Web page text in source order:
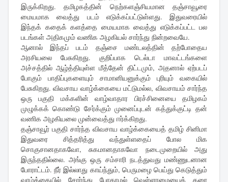
இருக்கிறது. தமிழகத்தின் நெற்களஞ்சியமான தஞ்சாவூரை
மையமாக வைத்து படம் எடுக்கப்பட்டுள்ளது. இதுவரையில்
இந்தக் கதைக் களத்தை மையமாக வைத்து எடுக்கப்பட்ட பல
படங்கள் அதிகமும் வணிக அழகியல் சார்ந்து நின்றவையே.
ஆனால் இந்தப் படம் தஞ்சை மண்டலத்தின் தற்போதைய
அரசியலை பேசுகிறது. குறிப்பாக டெல்டா மாவட்டங்களை
அச்சத்தில் ஆழ்த்தியுள்ள மீத்தேன் திட்டமும், அதனால் ஏற்படப்
போகும் பாதிப்புகளையும் சாமானியனுக்கும் புரியும் வகையில்
பேசுகிறது. விவசாய வாழ்க்கையை மட்டுமல்ல, விவசாயம் சார்ந்த
ஒரு பகுதி மக்களின் வாழ்வாதார பிரச்சினையை தமிழகம்
முழுக்கக் கொண்டு சேர்க்கும் முனைப்புடன் கத்துக்குட்டி தன்
வணிக அழகியலை முன்வைத்து ஈர்க்கிறது.
தஞ்சாவூர் பகுதி சார்ந்த விவசாய வாழ்க்கையைத் தமிழ் சினிமா
இதுவரை சித்தரித்து வந்துள்ளதைப் போல மிக
சொகுசானதாகவோ, சுகமானதாகவோ நடைமுறையில் அது
இருந்ததில்லை. அங்கு ஒரு சம்சாரி நடத்துவது மண்ணுடனான
போராட்டம். நீர் இல்லாது காய்ந்தும், பெருமழை பெய்து கெடுத்தும்
வாழ்க்கையில் சோர்ந்து போகாமல் வெள்ளாமையைக் கரை